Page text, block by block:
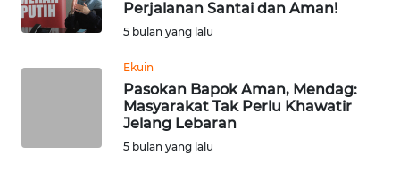
Perjalanan Santai dan Aman!
5 bulan yang lalu
Ekuin
Pasokan Bapok Aman, Mendag:
Masyarakat Tak Perlu Khawatir
Jelang Lebaran
5 bulan yang lalu
SULBAR
SUMBAR